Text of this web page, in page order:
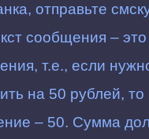
отправьте
сообщения –
т.е., если
на 50 рублей,
– 50. Сумма